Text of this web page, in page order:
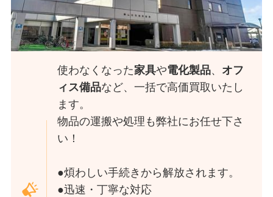
使わなくなった家具や電化製品、 オフ
ィス備品など、一括で高価買取いたし
ます。
物品の運搬や処理も弊社にお任せ下さ
い！
●煩わしい手続きから解放されます。
●迅速・丁寧な対応